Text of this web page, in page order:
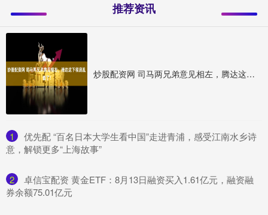
推荐资讯
炒股配资网 司马两兄弟意见相左，腾达这下彻底乱套了！
1
​优先配 “百名日本大学生看中国”走进青浦，感受江南水乡诗
意，解锁更多“上海故事”
2
​卓信宝配资 黄金ETF：8月13日融资买入1.61亿元，融资融
券余额75.01亿元